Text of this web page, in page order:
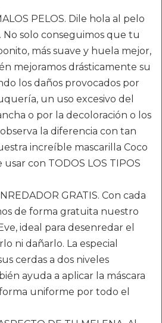
PELOS. Dile hola al pelo
No solo conseguimos que tu
más suave y huela mejor,
mejoramos drásticamente su
los daños provocados por
un uso excesivo del
o por la decoloración o los
la diferencia con tan
increíble mascarilla Coco
usar con TODOS LOS TIPOS
GRATIS. Con cada
de forma gratuita nuestro
ideal para desenredar el
ni dañarlo. La especial
cerdas a dos niveles
ayuda a aplicar la máscara
uniforme por todo el